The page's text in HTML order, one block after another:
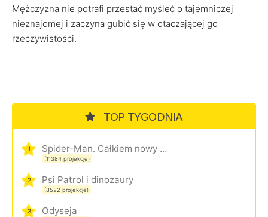
Mężczyzna nie potrafi przestać myśleć o tajemniczej
nieznajomej i zaczyna gubić się w otaczającej go
rzeczywistości.
TOP TYGODNIA
1 Spider-Man. Całkiem nowy dzień
(11384 projekcje)
2 Psi Patrol i dinozaury
(8522 projekcje)
3 Odyseja